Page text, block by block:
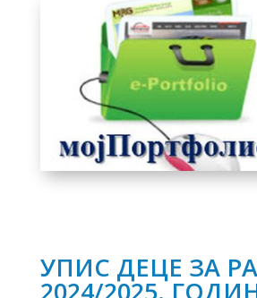
УПИС ДЕЦЕ ЗА